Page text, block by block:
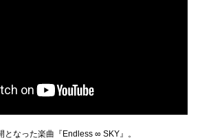
なった楽曲『Endless ∞ SKY』。